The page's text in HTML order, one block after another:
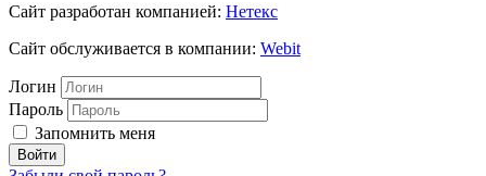
Сайт разработан компанией: Нетекс
Сайт обслуживается в компании: Webit
Логин
Пароль
Запомнить меня